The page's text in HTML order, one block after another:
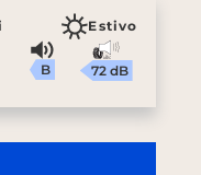
Estivo
B 72 dB